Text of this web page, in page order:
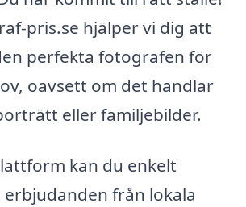
pris.se hjälper vi dig att
perfekta fotografen för
oavsett om det handlar
eller familjebilder.
kan du enkelt
från lokala